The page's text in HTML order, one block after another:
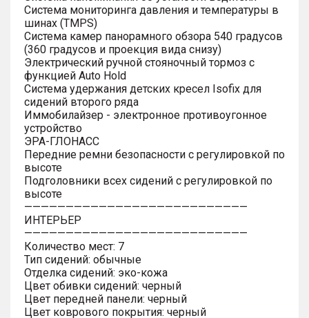
Система мониторинга давления и температуры в
шинах (TMPS)
Система камер панорамного обзора 540 градусов
(360 градусов и проекция вида снизу)
Электрический ручной стояночный тормоз с
функцией Auto Hold
Система удержания детских кресел Isofix для
сидений второго ряда
Иммобилайзер - электронное противоугонное
устройство
ЭРА-ГЛОНАСС
Передние ремни безопасности с регулировкой по
высоте
Подголовники всех сидений с регулировкой по
высоте
———————————————————————————
ИНТЕРЬЕР
———————————————————————————
Количество мест: 7
Тип сидений: обычные
Отделка сидений: эко-кожа
Цвет обивки сидений: черный
Цвет передней панели: черный
Цвет коврового покрытия: черный